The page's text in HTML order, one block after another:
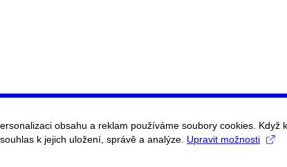
obsahu a reklam používáme soubory cookies. Když
k jejich uložení, správě a analýze. Upravit možnosti